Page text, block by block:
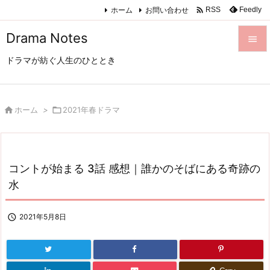
Drama Notes
ドラマが紡ぐ人生のひととき

次へ
検索
ホーム お問い合わせ  RSS Feedly
 ホーム > 2021年春ドラマ
コントが始まる 3話 感想｜誰かのそばにある奇跡の
水
 2021年5月8日